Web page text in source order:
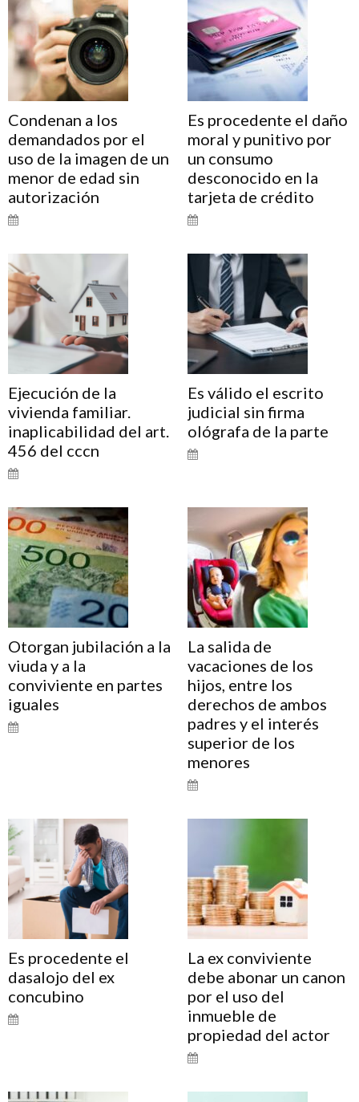
Condenan a los
demandados por el
uso de la imagen de un
menor de edad sin
autorización
Es procedente el daño
moral y punitivo por
un consumo
desconocido en la
tarjeta de crédito
Ejecución de la
vivienda familiar.
inaplicabilidad del art.
456 del cccn
Es válido el escrito
judicial sin firma
ológrafa de la parte
Otorgan jubilación a la
viuda y a la
conviviente en partes
iguales
La salida de
vacaciones de los
hijos, entre los
derechos de ambos
padres y el interés
superior de los
menores
Es procedente el
dasalojo del ex
concubino
La ex conviviente
debe abonar un canon
por el uso del
inmueble de
propiedad del actor